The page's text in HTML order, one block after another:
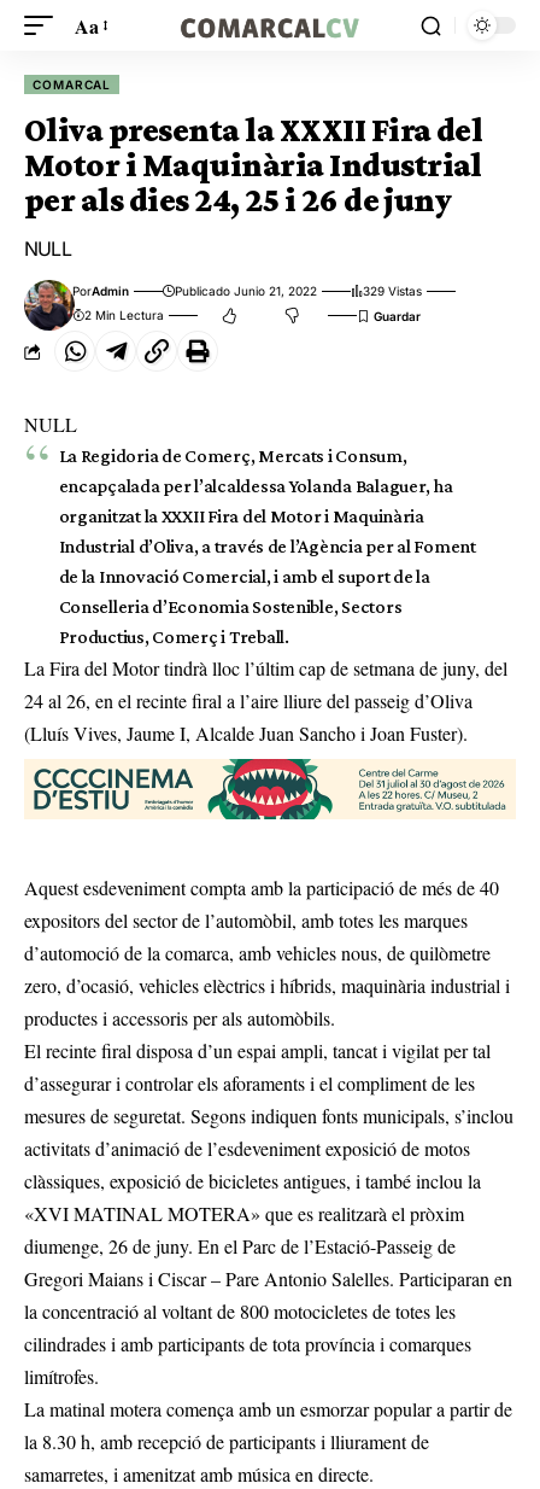
Aa
COMARCAL
Oliva presenta la XXXII Fira del
Motor i Maquinària Industrial
per als dies 24, 25 i 26 de juny
NULL
PorAdmin Publicado Junio 21, 2022
329 Vistas
2 Min Lectura
NULL
La Regidoria de Comerç, Mercats i Consum,
encapçalada per l’alcaldessa Yolanda Balaguer, ha
organitzat la XXXII Fira del Motor i Maquinària
Industrial d’Oliva, a través de l’Agència per al Foment
de la Innovació Comercial, i amb el suport de la
Conselleria d’Economia Sostenible, Sectors
Productius, Comerç i Treball.
La Fira del Motor tindrà lloc l’últim cap de setmana de juny, del
24 al 26, en el recinte firal a l’aire lliure del passeig d’Oliva
(Lluís Vives, Jaume I, Alcalde Juan Sancho i Joan Fuster).
Aquest esdeveniment compta amb la participació de més de 40
expositors del sector de l’automòbil, amb totes les marques
d’automoció de la comarca, amb vehicles nous, de quilòmetre
zero, d’ocasió, vehicles elèctrics i híbrids, maquinària industrial i
productes i accessoris per als automòbils.
El recinte firal disposa d’un espai ampli, tancat i vigilat per tal
d’assegurar i controlar els aforaments i el compliment de les
mesures de seguretat. Segons indiquen fonts municipals, s’inclou
activitats d’animació de l’esdeveniment exposició de motos
clàssiques, exposició de bicicletes antigues, i també inclou la
«XVI MATINAL MOTERA» que es realitzarà el pròxim
diumenge, 26 de juny. En el Parc de l’Estació-Passeig de
Gregori Maians i Ciscar – Pare Antonio Salelles. Participaran en
la concentració al voltant de 800 motocicletes de totes les
cilindrades i amb participants de tota província i comarques
limítrofes.
La matinal motera comença amb un esmorzar popular a partir de
la 8.30 h, amb recepció de participants i lliurament de
samarretes, i amenitzat amb música en directe.